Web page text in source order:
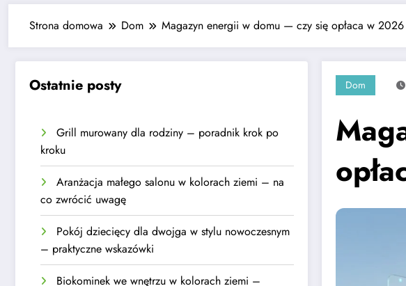
Strona domowa Dom Magazyn energii w domu — czy się opłaca w 2026
Ostatnie posty
Grill murowany dla rodziny – poradnik krok po
kroku
Aranżacja małego salonu w kolorach ziemi – na
co zwrócić uwagę
Pokój dziecięcy dla dwojga w stylu nowoczesnym
– praktyczne wskazówki
Biokominek we wnętrzu w kolorach ziemi –
Dom